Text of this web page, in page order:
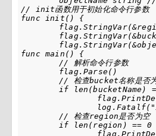
// init函数用于初始化命令行参数
func init() {
func main() {